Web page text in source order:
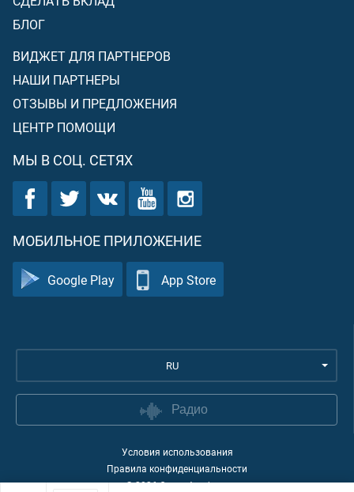
БЛОГ
ВИДЖЕТ ДЛЯ ПАРТНЕРОВ
НАШИ ПАРТНЕРЫ
ОТЗЫВЫ И ПРЕДЛОЖЕНИЯ
ЦЕНТР ПОМОЩИ
МЫ В СОЦ. СЕТЯХ
МОБИЛЬНОЕ ПРИЛОЖЕНИЕ
Google Play App Store
RU
Радио
Условия использования
Правила конфиденциальности
©2026Quran Academy